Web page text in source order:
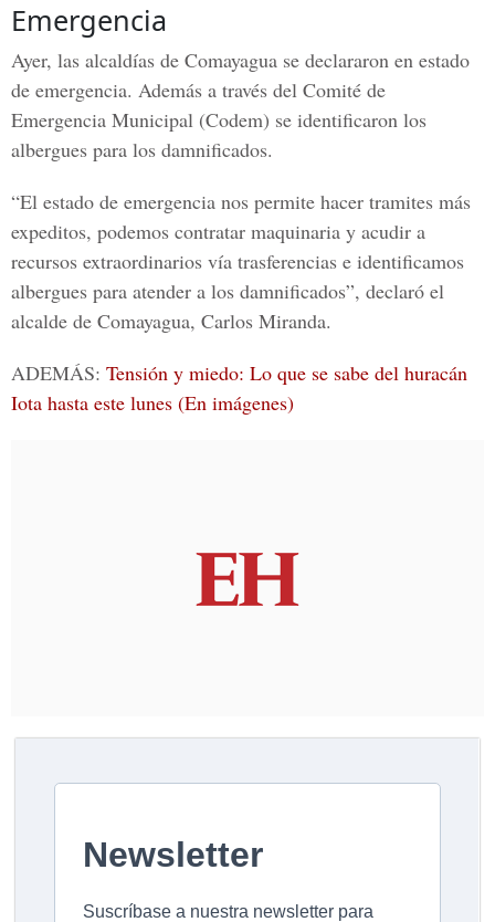
Emergencia
Ayer, las alcaldías de Comayagua se declararon en estado
de emergencia. Además a través del Comité de
Emergencia Municipal (Codem) se identificaron los
albergues para los damnificados.
“El estado de emergencia nos permite hacer tramites más
expeditos, podemos contratar maquinaria y acudir a
recursos extraordinarios vía trasferencias e identificamos
albergues para atender a los damnificados”, declaró el
alcalde de Comayagua, Carlos Miranda.
ADEMÁS: Tensión y miedo: Lo que se sabe del huracán
Iota hasta este lunes (En imágenes)